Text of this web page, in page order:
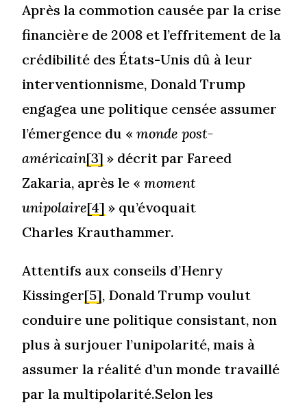
Après la commotion causée par la crise
financière de 2008 et l’effritement de la
crédibilité des États-Unis dû à leur
interventionnisme, Donald Trump
engagea une politique censée assumer
l’émergence du «monde post-
américain[3] » décrit par Fareed
Zakaria, après le «moment
unipolaire[4] » qu’évoquait
Charles Krauthammer.
Attentifs aux conseils d’Henry
Kissinger[5], Donald Trump voulut
conduire une politique consistant, non
plus à surjouer l’unipolarité, mais à
assumer la réalité d’un monde travaillé
par la multipolarité.Selon les